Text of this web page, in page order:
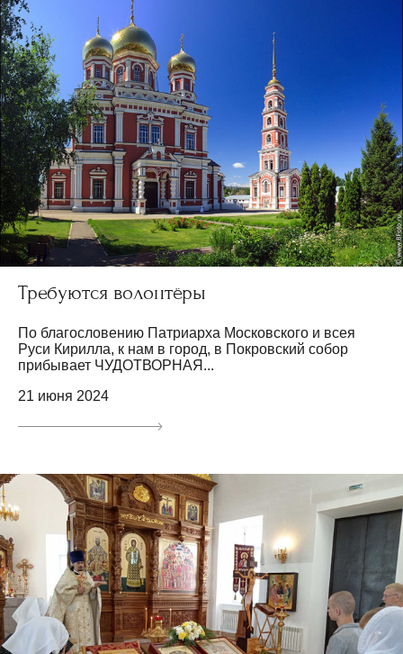
Требуются волонтёры
По благословению Патриарха Московского и всея
Руси Кирилла, к нам в город, в Покровский собор
прибывает ЧУДОТВОРНАЯ...
21 июня 2024